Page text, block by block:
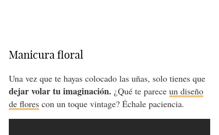
Manicura floral
Una vez que te hayas colocado las uñas, solo tienes que
dejar volar tu imaginación. ¿Qué te parece un diseño
de florescon un toque vintage? Échale paciencia.